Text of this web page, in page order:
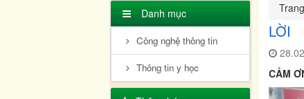
Danh mục
Công nghệ thông tin
Thông tin y học
LỜI
CẢM